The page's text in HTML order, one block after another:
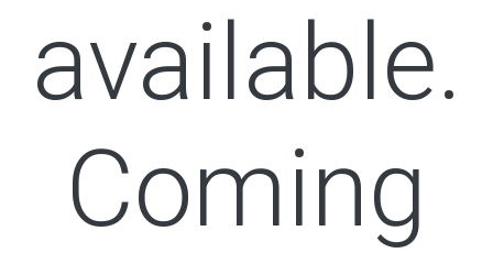
available.
Coming